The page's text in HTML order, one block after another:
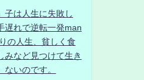
子は人生に失敗し
遅れで逆転一発man
の人生、貧しく食
みなど見つけて生き
いのです。